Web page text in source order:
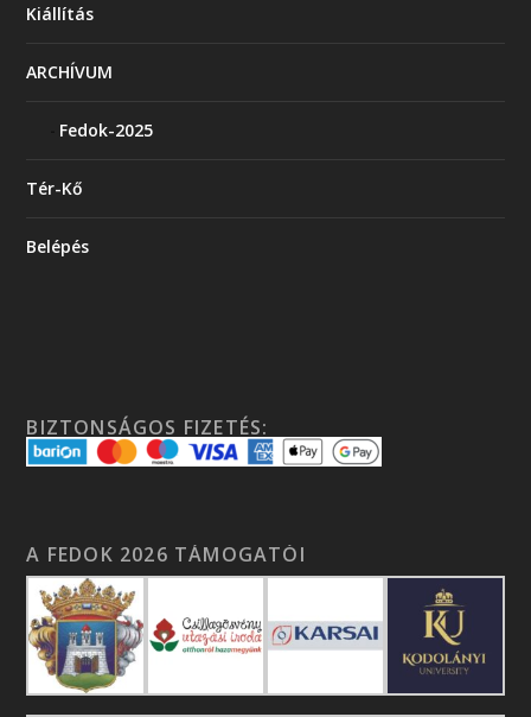
Kiállítás
ARCHÍVUM
Fedok-2025
Tér-Kő
Belépés
BIZTONSÁGOS FIZETÉS:
A FEDOK 2026 TÁMOGATÓI